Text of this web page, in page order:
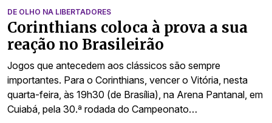
DE OLHO NA LIBERTADORES
Corinthians coloca à prova a sua
reação no Brasileirão
Jogos que antecedem aos clássicos são sempre
importantes. Para o Corinthians, vencer o Vitória, nesta
quarta-feira, às 19h30 (de Brasília), na Arena Pantanal, em
Cuiabá, pela 30.ª rodada do Campeonato…